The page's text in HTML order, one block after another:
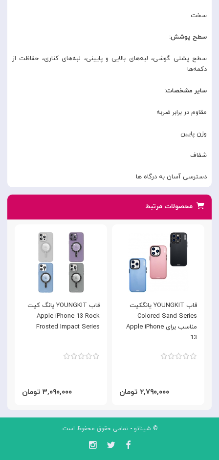
سخت
سطح پوشش:
سطح پشتی گوشی، لبه‌های بالایی و پایینی، لبه‌های کناری، حفاظت از
دکمه‌ها
سایر مشخصات:
مقاوم در برابر ضربه
وزن پایین
شفاف
دسترسی آسان به درگاه ها
محصولات مرتبط
قاب YOUNGKIT یانگ کیت
Apple iPhone 13 Rock
Frosted Impact Series
۳,۰۹۰,۰۰۰ تومان
قاب YOUNGKIT یانگکیت
Colored Sand Series
مناسب برای Apple iPhone
13
۲,۷۹۰,۰۰۰ تومان
© شیناتو - تمامی حقوق محفوظ است.